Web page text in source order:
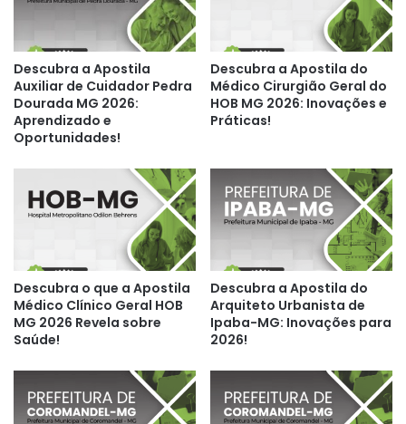
Descubra a Apostila
Auxiliar de Cuidador Pedra
Dourada MG 2026:
Aprendizado e
Oportunidades!
Descubra a Apostila do
Médico Cirurgião Geral do
HOB MG 2026: Inovações e
Práticas!
Descubra o que a Apostila
Médico Clínico Geral HOB
MG 2026 Revela sobre
Saúde!
Descubra a Apostila do
Arquiteto Urbanista de
Ipaba-MG: Inovações para
2026!